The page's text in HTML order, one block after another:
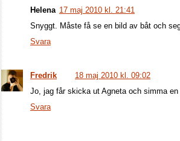
Helena 17 maj 2010 kl. 21:41
Snyggt. Måste få se en bild av båt och
Svara
Fredrik
18 maj 2010 kl. 09:02
Jo, jag får skicka ut Agneta och simma
Svara